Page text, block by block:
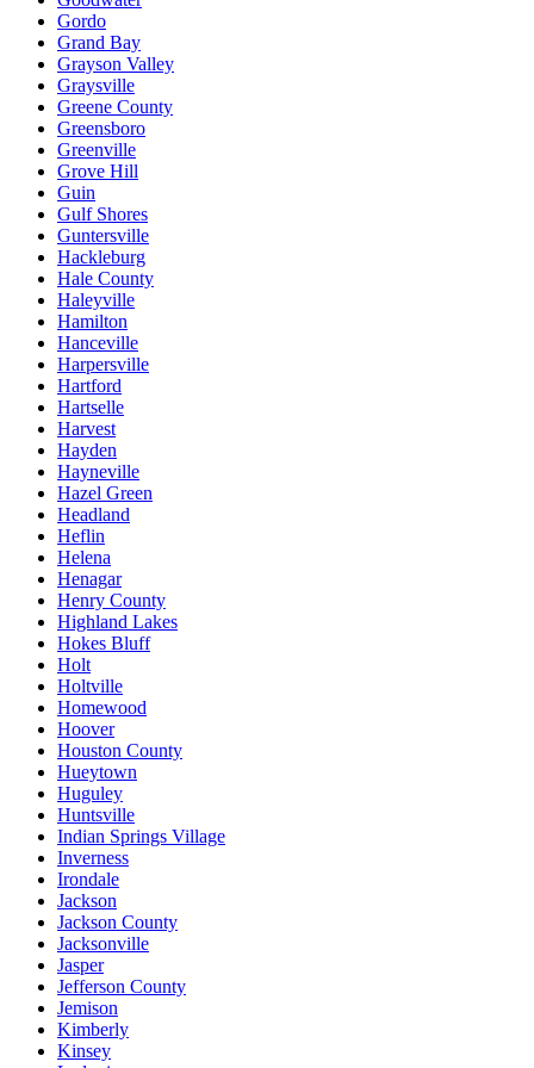
Gordo
Grand Bay
Grayson Valley
Graysville
Greene County
Greensboro
Greenville
Grove Hill
Guin
Gulf Shores
Guntersville
Hackleburg
Hale County
Haleyville
Hamilton
Hanceville
Harpersville
Hartford
Hartselle
Harvest
Hayden
Hayneville
Hazel Green
Headland
Heflin
Helena
Henagar
Henry County
Highland Lakes
Hokes Bluff
Holt
Holtville
Homewood
Hoover
Houston County
Hueytown
Huguley
Huntsville
Indian Springs Village
Inverness
Irondale
Jackson
Jackson County
Jacksonville
Jasper
Jefferson County
Jemison
Kimberly
Kinsey